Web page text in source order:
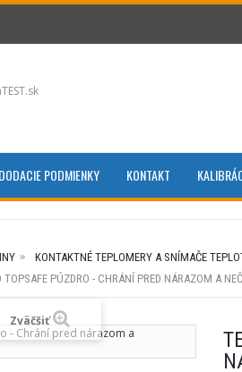
DODACIE PODMIENKY KONTAKT
KONTAKTNÉ TEPLOMERY A SNÍMAČE
TOPSAFE PÚZDRO - CHRÁNÍ PRED NÁRAZOM A
Zväčšiť